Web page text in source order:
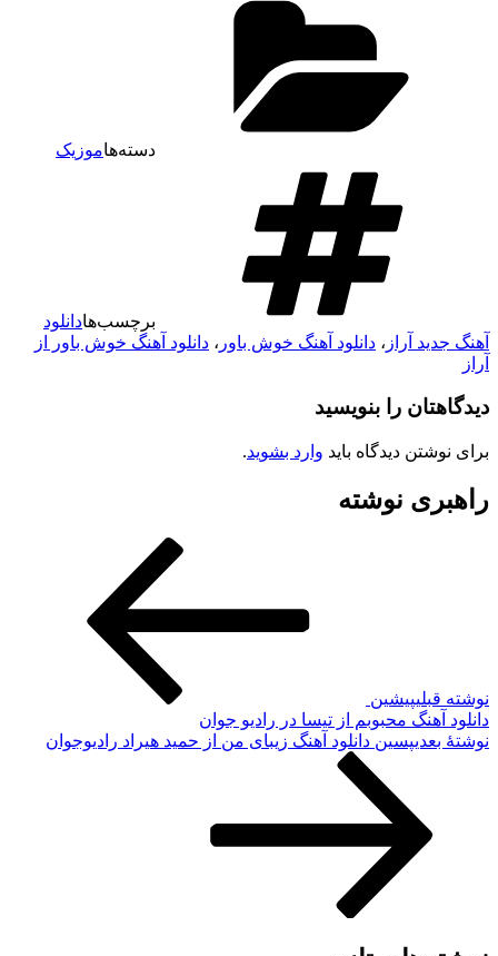
دسته‌هاموزیک
برچسب‌هادانلود
جدید آراز ، دانلود آهنگ خوش باور، دانلود آهنگ خوش باور از
را بنویسید
نوشتن دیدگاه بایدوارد بشوید.
نوشته
قبلیپیشین
آهنگ محبوبم از تیسا در رادیو جوان
بعدیپسین دانلود آهنگ زیبای من از حمید هیراد رادیوجوان